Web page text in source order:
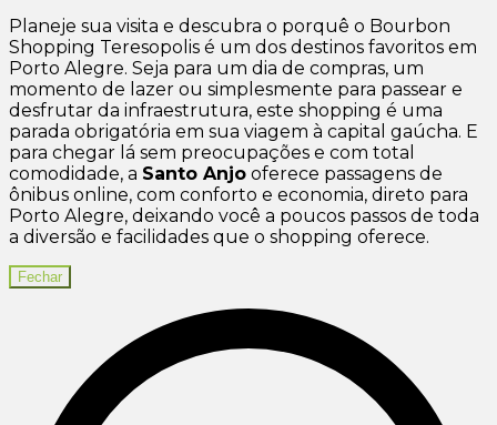
Planeje sua visita e descubra o porquê o Bourbon
Shopping Teresopolis é um dos destinos favoritos em
Porto Alegre. Seja para um dia de compras, um
momento de lazer ou simplesmente para passear e
desfrutar da infraestrutura, este shopping é uma
parada obrigatória em sua viagem à capital gaúcha. E
para chegar lá sem preocupações e com total
comodidade, a Santo Anjo oferece passagens de
ônibus online, com conforto e economia, direto para
Porto Alegre, deixando você a poucos passos de toda
a diversão e facilidades que o shopping oferece.
Fechar